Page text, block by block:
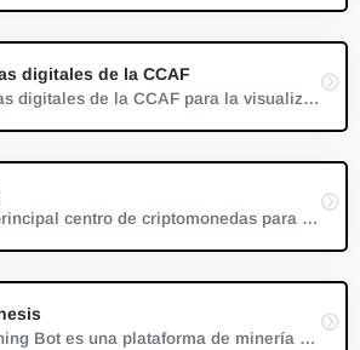
digitales de la CCAF
Herramientas digitales de la CCAF para la visualización de datos de minería de Bitcoin
Explora el principal centro de criptomonedas para mantenerte informado sobre las tendencias de precios de Bitcoin a través de nuestros servicios integrales de minería en la nube. Comienza hoy tu viaje al mundo de la minería en la nube de Bitcoin y aprovecha el poder de la tecnología de vanguardia.
Genesis Mining Bot es una plataforma de minería en la nube de primer nivel que simplifica la minería de criptomonedas al eliminar la necesidad de contar con hardware personal. Los usuarios pueden comenzar a minar rápidamente con recompensas diarias y tecnología avanzada.